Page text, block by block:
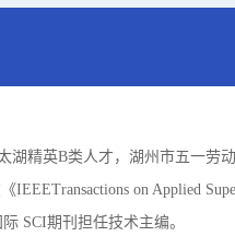
湖精英B类人才，湖州市五一劳
on Applied
SCI期刊担任技术主编。